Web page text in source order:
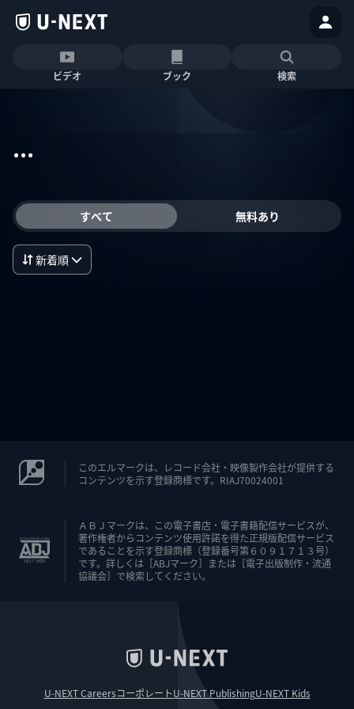
ビデオ ブック 検索
...
すべて 無料あり
新着順
このエルマークは、レコード会社・映像製作会社が提供する
コンテンツを示す登録商標です。RIAJ70024001
ＡＢＪマークは、この電子書店・電子書籍配信サービスが、
著作権者からコンテンツ使用許諾を得た正規版配信サービス
であることを示す登録商標（登録番号第６０９１７１３号）
です。詳しくは［ABJマーク］または［電子出版制作・流通
協議会］で検索してください。
U-NEXT CareersコーポレートU-NEXT PublishingU-NEXT Kids